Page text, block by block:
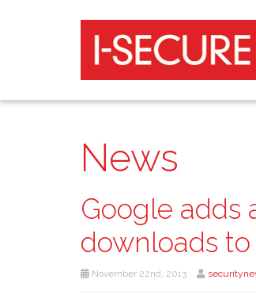
News
Google adds
downloads
November 22nd, 2013